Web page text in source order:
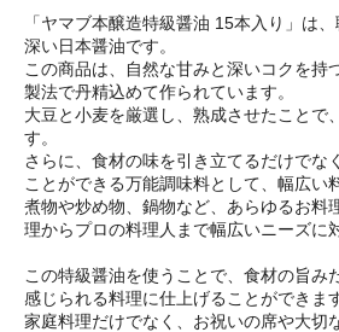
「ヤマブ本醸造特級醤油 15本入り」は
深い日本醤油です。
この商品は、自然な甘みと深いコクを持
製法で丹精込めて作られています。
大豆と小麦を厳選し、熟成させたことで
す。
さらに、食材の味を引き立てるだけでな
ことができる万能調味料として、幅広い
煮物や炒め物、鍋物など、あらゆるお料
理からプロの料理人まで幅広いニーズに
この特級醤油を使うことで、食材の旨み
感じられる料理に仕上げることができます
家庭料理だけでなく、お祝いの席や大切